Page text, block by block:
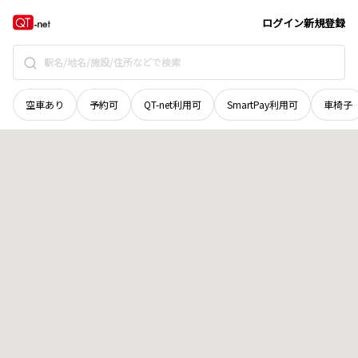
ログイン新規登録
空車あり 予約可 QT-net利用可 SmartPay利用可 車椅子
北海道